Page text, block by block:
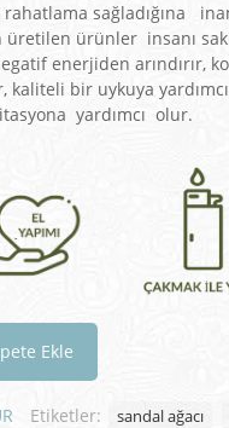
rahatlama sağladığına
üretilen ürünler insanı
enerjiden arındırır,
kaliteli bir uykuya
yardımcı olur.
Ekle
Etiketler: sandal ağacı